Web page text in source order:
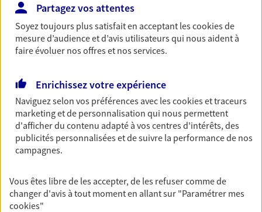
Découvrir l'offre Garantie Accidents de la Vie
OBTENIR UN TARIF EN LIGNE
Multirisque Entreprise
Gagnez en simplicité et en sérénité avec votre
assurance multirisque entreprise. Un contrat
unique pour protéger vos locaux, matériels pro,
équipements et stocks… sans oublier votre
responsabilité civile.
Découvrir l'offre Multirisque Entreprise
DEMANDER UN DEVIS
Partagez vos attentes
Soyez toujours plus satisfait en acceptant lescookiesde
mesure d’audience et d’avis utilisateurs qui nous aident à
faire évoluer nos offres et nos services.
Enrichissez votre expérience
Naviguez selon vos préférences avec lescookies et traceurs
marketing et de personnalisation qui nous permettent
d'afficher du contenu adapté à vos centres d'intérêts, des
publicités personnalisées et de suivre la performance de nos
campagnes.
Vous êtes libre de les accepter, de les refuser comme de
changer d'avis à tout moment en allant sur "Paramétrer mes
cookies"